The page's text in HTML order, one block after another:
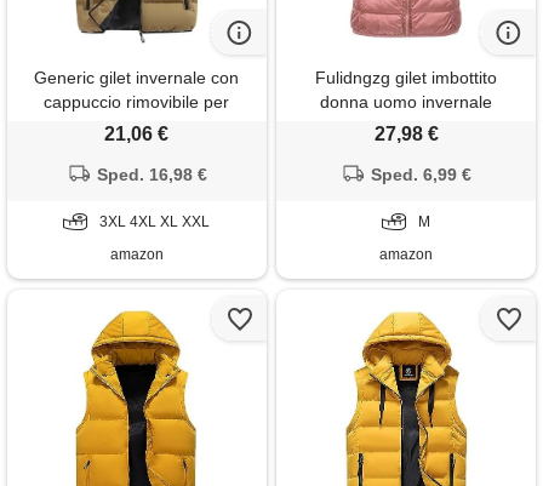
Generic gilet invernale con
cappuccio rimovibile per
uomo, imbottito trapuntato,
caldo capospalla casual,
21,06 €
Sped. 16,98 €
3XL 4XL XL XXL
amazon
Fulidngzg gilet imbottito
donna uomo invernale
trapuntato con cappuccio e
grammi casual leggero
lavoro sportivo, rosa, m
27,98 €
Sped. 6,99 €
M
amazon